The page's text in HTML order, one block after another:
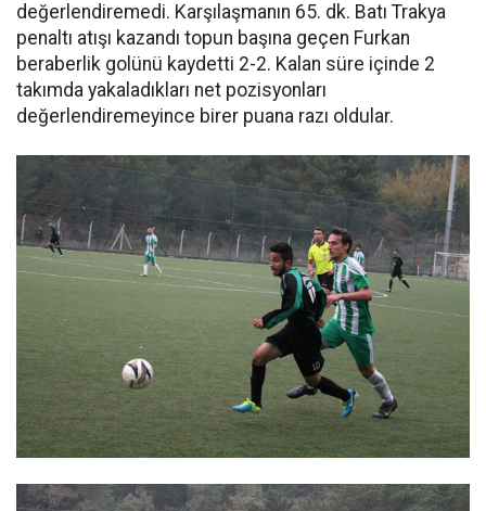
değerlendiremedi. Karşılaşmanın 65. dk. Batı Trakya
penaltı atışı kazandı topun başına geçen Furkan
beraberlik golünü kaydetti 2-2. Kalan süre içinde 2
takımda yakaladıkları net pozisyonları
değerlendiremeyince birer puana razı oldular.